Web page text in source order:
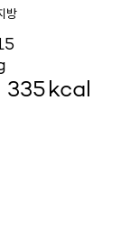
방
335kcal